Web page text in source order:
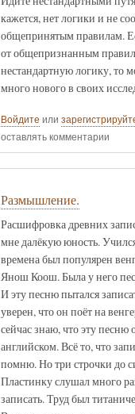
кажется, нет логики и не
общепринятым правилам.
от общепризнанным
нестандартную логику, то
много нового в своих
Войдите или
оставлять комментарии
Размышление.
Расшифровка древних
мне далёкую юность.
времена был популярен
Янош Коош. Была у него
И эту песню пытался
уверен, что он поёт на
сейчас знаю, что эту песню
английском. Всё то, что
помню. Но три строчки до
Пластинку слушал много
записать. Труд был